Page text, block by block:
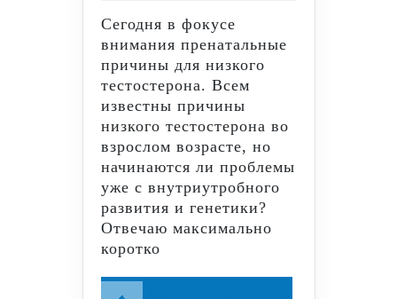
Сегодня в фокусе
внимания пренатальные
причины для низкого
тестостерона. Всем
известны причины
низкого тестостерона во
взрослом возрасте, но
начинаются ли проблемы
уже с внутриутробного
развития и генетики?
Отвечаю максимально
коротко